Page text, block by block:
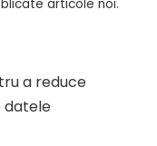
articole noi.
a reduce
datele